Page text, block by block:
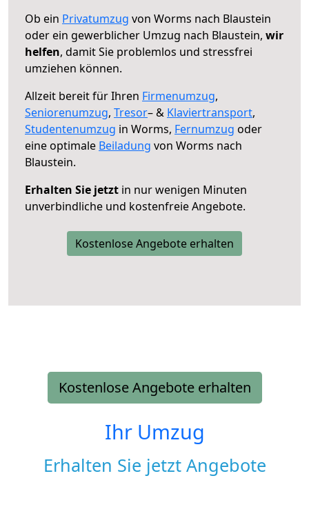
Ob ein Privatumzug von Worms nach Blaustein
oder ein gewerblicher Umzug nach Blaustein, wir
helfen, damit Sie problemlos und stressfrei
umziehen können.
Allzeit bereit für Ihren Firmenumzug,
Seniorenumzug, Tresor– & Klaviertransport,
Studentenumzug in Worms, Fernumzug oder
eine optimale Beiladung von Worms nach
Blaustein.
Erhalten Sie jetzt in nur wenigen Minuten
unverbindliche und kostenfreie Angebote.
Kostenlose Angebote erhalten
Kostenlose Angebote erhalten
Ihr Umzug
Erhalten Sie jetzt Angebote